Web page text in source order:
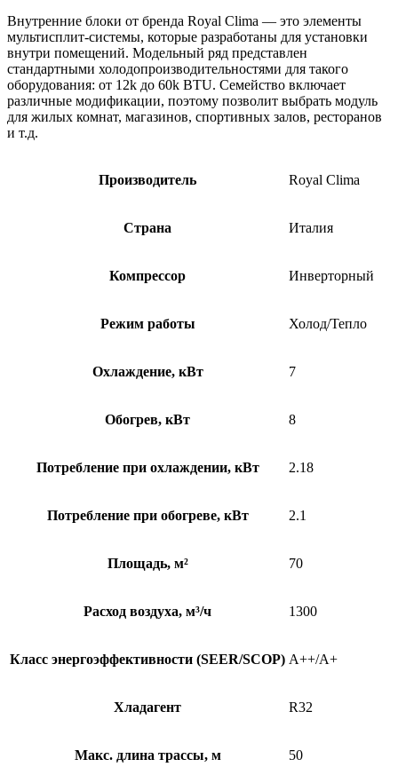
Внутренние блоки от бренда Royal Clima — это элементы
мультисплит-системы, которые разработаны для установки
внутри помещений. Модельный ряд представлен
стандартными холодопроизводительностями для такого
оборудования: от 12k до 60k BTU. Семейство включает
различные модификации, поэтому позволит выбрать модуль
для жилых комнат, магазинов, спортивных залов, ресторанов
и т.д.
Производитель Royal Clima
Страна Италия
Компрессор Инверторный
Режим работы Холод/Тепло
Охлаждение, кВт 7
Обогрев, кВт 8
Потребление при охлаждении, кВт 2.18
Потребление при обогреве, кВт 2.1
Площадь, м² 70
Расход воздуха, м³/ч 1300
Класс энергоэффективности (SEER/SCOP) A++/A+
Хладагент R32
Макс. длина трассы, м 50